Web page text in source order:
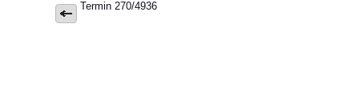
Termin 270/4936